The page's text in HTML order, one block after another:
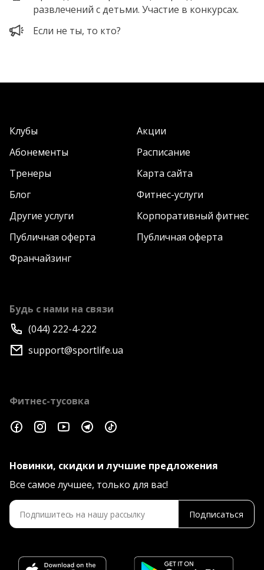
развлечений с детьми. Участие в конкурсах.
Если не ты, то кто?
Клубы
Акции
Абонементы
Расписание
Тренеры
Карта сайта
Блог
Фитнес-услуги
Другие услуги
Корпоративный фитнес
Публичная оферта
Публичная оферта
Франчайзинг
Будь с нами на связи
(044) 222-4-222
support@sportlife.ua
Фитнес-тусовка
Новинки, скидки и лучшие предложения
Все самое лучшее, только для вас!
Подписаться